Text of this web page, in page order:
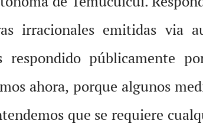
irracionales emitidas via
públicamente
ahora, porque algunos
que se requiere